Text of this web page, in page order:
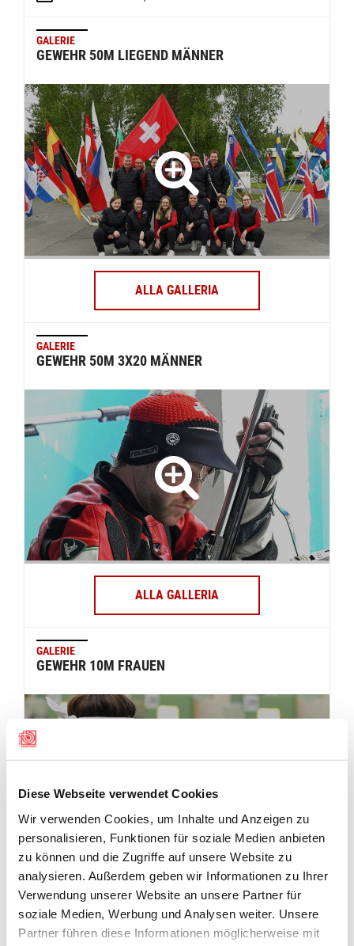
Diese Webseite verwendet Cookies
Wir verwenden Cookies, um Inhalte und Anzeigen zu
personalisieren, Funktionen für soziale Medien anbieten
zu können und die Zugriffe auf unsere Website zu
analysieren. Außerdem geben wir Informationen zu Ihrer
Verwendung unserer Website an unsere Partner für
soziale Medien, Werbung und Analysen weiter. Unsere
Partner führen diese Informationen möglicherweise mit
GALERIE
GEWEHR 50M LIEGEND MÄNNER
ALLA GALLERIA
GALERIE
GEWEHR 50M 3X20 MÄNNER
ALLA GALLERIA
GALERIE
GEWEHR 10M FRAUEN
ALLA GALLERIA